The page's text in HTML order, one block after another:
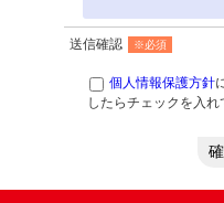
送信確認 ※必須
個人情報保護方針
したらチェックを入れ